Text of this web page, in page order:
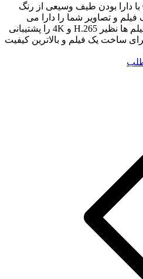
CyberLink ColorDirector Ultra با دارا بودن طیف وسیعی از رنگ
و تصاویر شما را دارا می
باشد. نرم افزار از نسل بعدی فیلم ها نظیر H.265 و 4K را پشتیبانی
ساخت یک فیلم و بالاترین کیفیت